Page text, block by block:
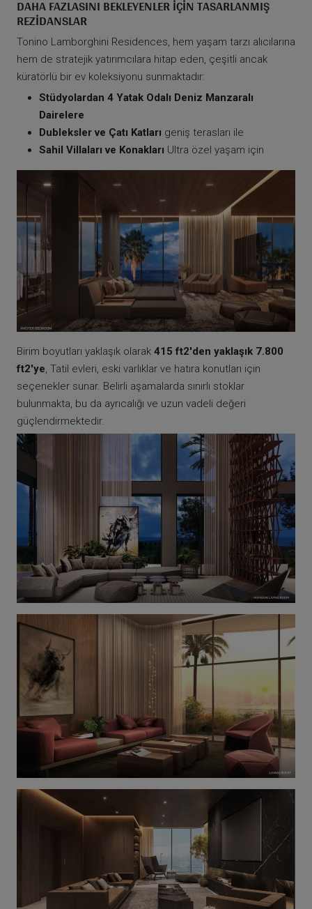
DAHA FAZLASINI BEKLEYENLER İÇIN TASARLANMIŞ
REZIDANSLAR
Tonino Lamborghini Residences, hem yaşam tarzı alıcılarına
hem de stratejik yatırımcılara hitap eden, çeşitli ancak
küratörlü bir ev koleksiyonu sunmaktadır:
Stüdyolardan 4 Yatak Odalı Deniz Manzaralı
Dairelere
Dubleksler ve Çatı Katları geniş terasları ile
Sahil Villaları ve Konakları Ultra özel yaşam için
Birim boyutları yaklaşık olarak 415 ft2'den yaklaşık 7.800
ft2'ye, Tatil evleri, eski varlıklar ve hatıra konutları için
seçenekler sunar. Belirli aşamalarda sınırlı stoklar
bulunmakta, bu da ayrıcalığı ve uzun vadeli değeri
güçlendirmektedir.